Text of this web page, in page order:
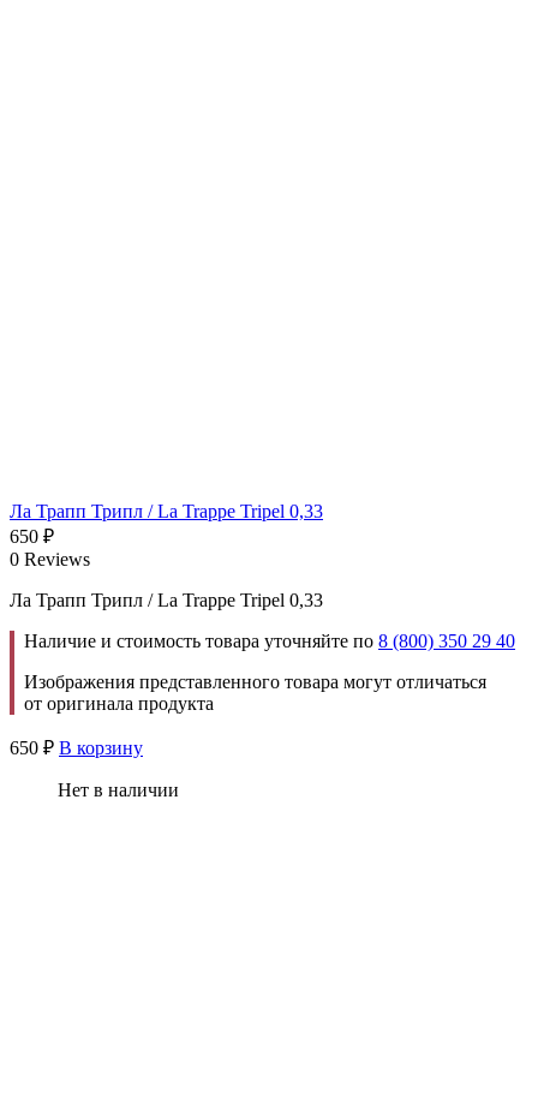
Ла Трапп Трипл / La Trappe Tripel 0,33
650 ₽
0 Reviews
Ла Трапп Трипл / La Trappe Tripel 0,33
Наличие и стоимость товара уточняйте по 8 (800) 350 29 40
Изображения представленного товара могут отличаться
от оригинала продукта
650 ₽ В корзину
Нет в наличии